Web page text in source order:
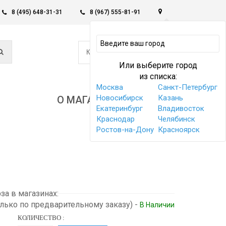
8 (495) 648-31-31 8 (967) 555-81-91
Или выберите город
из списка:
Москва
Санкт-Петербург
Новосибирск
Казань
Екатеринбург
Владивосток
Краснодар
Челябинск
Ростов-на-Дону Красноярск
КОРЗИНА -
0
О МАГАЗИНЕ
в магазинах:
по предварительному заказу) - В Наличии
КОЛИЧЕСТВО :